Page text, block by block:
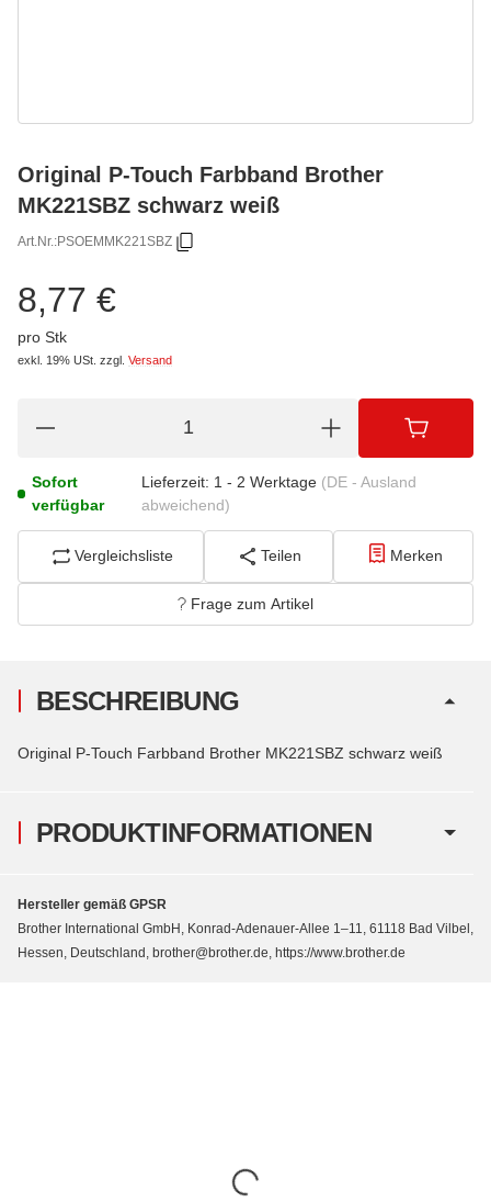
Original P-Touch Farbband Brother
MK221SBZ schwarz weiß
Art.Nr.:PSOEMMK221SBZ
8,77 €
pro Stk
exkl. 19% USt. zzgl. Versand
Sofort
verfügbar
Lieferzeit: 1 - 2 Werktage (DE - Ausland
abweichend)
Vergleichsliste Teilen Merken
Frage zum Artikel
PRODUKTINFORMATIONEN
BESCHREIBUNG
Original P-Touch Farbband Brother MK221SBZ schwarz weiß
Hersteller gemäß GPSR
Brother International GmbH, Konrad-Adenauer-Allee 1–11, 61118 Bad Vilbel,
Hessen, Deutschland, brother@brother.de, https://www.brother.de